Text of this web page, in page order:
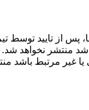
پس از تایید توسط
منتشر نخواهد شد.
یا غیر مرتبط باشد